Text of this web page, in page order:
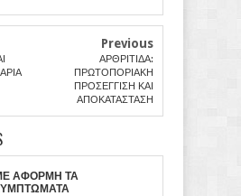
Previous
ΑΡΘΡΙΤΙΔΑ:
ΠΡΩΤΟΠΟΡΙΑΚΗ
ΠΡΟΣΕΓΓΙΣΗ ΚΑΙ
ΑΠΟΚΑΤΑΣΤΑΣΗ
ΑΦΟΡΜΗ ΤΑ